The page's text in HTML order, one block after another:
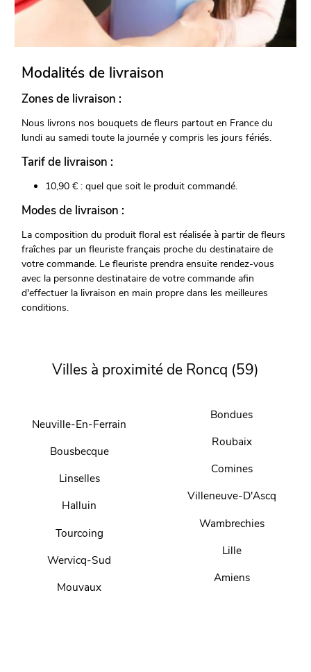
Modalités de livraison
Zones de livraison :
Nous livrons nos bouquets de fleurs partout en France du
lundi au samedi toute la journée y compris les jours fériés.
Tarif de livraison :
10,90 € : quel que soit le produit commandé.
Modes de livraison :
La composition du produit floral est réalisée à partir de fleurs
fraîches par un fleuriste français proche du destinataire de
votre commande. Le fleuriste prendra ensuite rendez-vous
avec la personne destinataire de votre commande afin
d'effectuer la livraison en main propre dans les meilleures
conditions.
Villes à proximité de Roncq (59)
Neuville-En-Ferrain
Bousbecque
Linselles
Halluin
Tourcoing
Wervicq-Sud
Mouvaux
Bondues
Roubaix
Comines
Villeneuve-D'Ascq
Wambrechies
Lille
Amiens